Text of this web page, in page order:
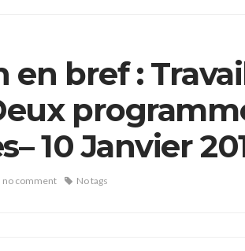
bref :
10 Janvier
no comment No tags